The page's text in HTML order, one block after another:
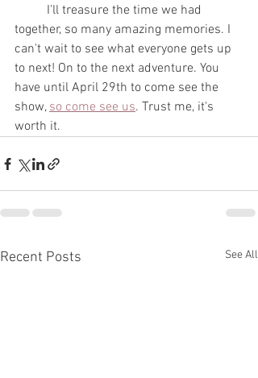
together, so many amazing memories. I
can't wait to see what everyone gets up
to next! On to the next adventure. You
have until April 29th to come see the
show, so come see us. Trust me, it's
worth it.
Recent Posts See All